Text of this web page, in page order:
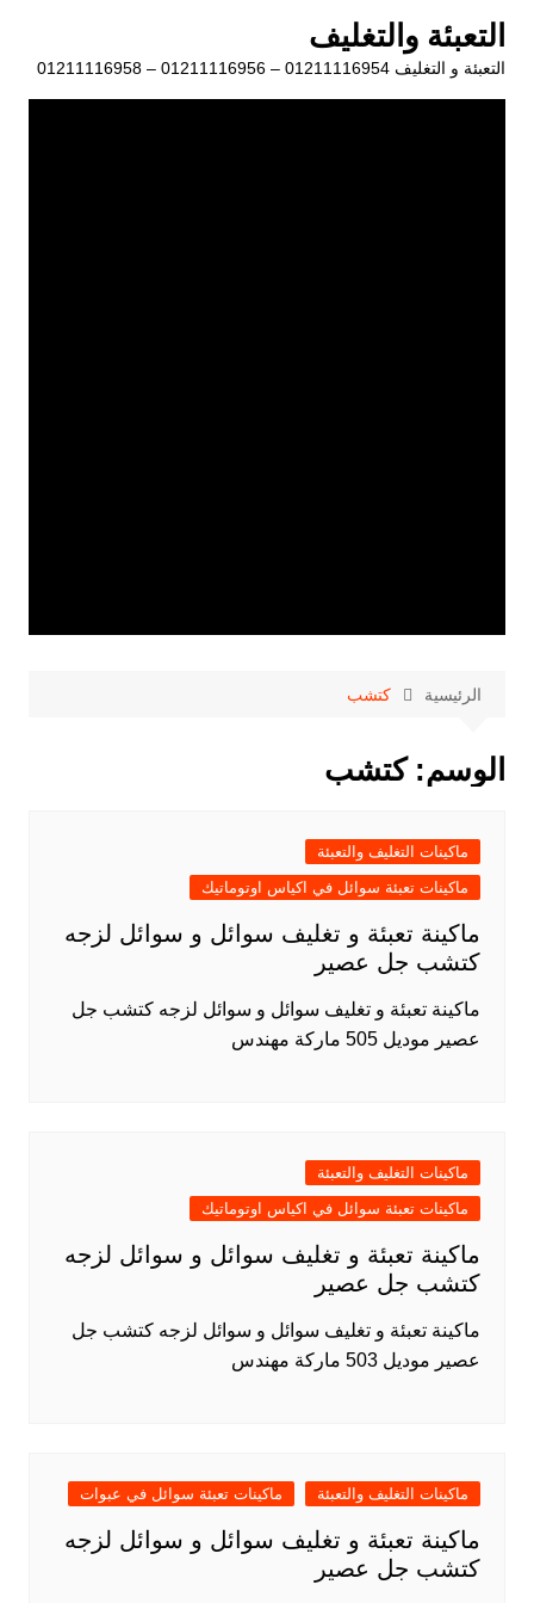
المحتوى
التعبئة والتغليف
التعبئة و التغليف 01211116954 – 01211116956 – 01211116958
الرئيسية كتشب
الوسم:كتشب
ماكينات التغليف والتعبئة
ماكينات تعبئة سوائل في اكياس اوتوماتيك
ماكينة تعبئة و تغليف سوائل و سوائل لزجه
كتشب جل عصير
ماكينة تعبئة و تغليف سوائل و سوائل لزجه كتشب جل
عصير موديل 505 ماركة مهندس
ماكينات التغليف والتعبئة
ماكينات تعبئة سوائل في اكياس اوتوماتيك
ماكينة تعبئة و تغليف سوائل و سوائل لزجه
كتشب جل عصير
ماكينة تعبئة و تغليف سوائل و سوائل لزجه كتشب جل
عصير موديل 503 ماركة مهندس
ماكينات التغليف والتعبئة ماكينات تعبئة سوائل في عبوات
ماكينة تعبئة و تغليف سوائل و سوائل لزجه
كتشب جل عصير